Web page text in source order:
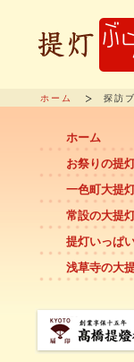
ホーム 探訪
ホーム
お祭りの提
一色町大提
常設の大提
提灯いっぱ
浅草寺の大